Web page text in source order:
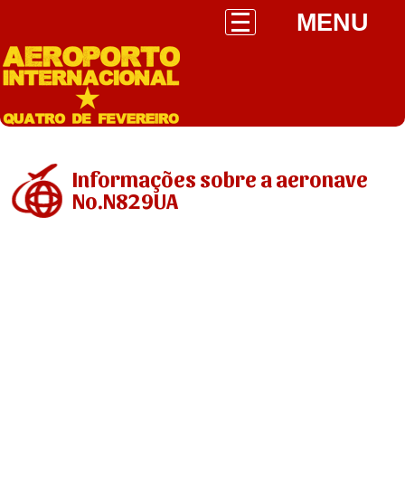
MENU
Informações sobre a aeronave
No.N829UA